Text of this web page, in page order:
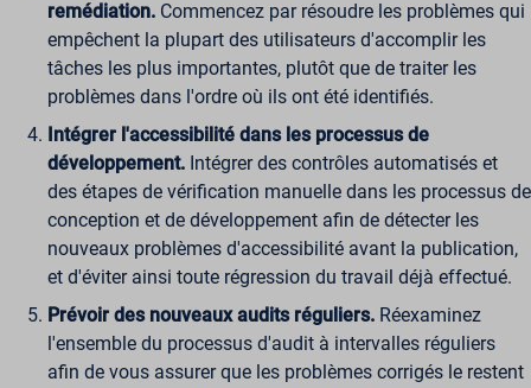
remédiation. Commencez par résoudre les problèmes qui
empêchent la plupart des utilisateurs d'accomplir les
tâches les plus importantes, plutôt que de traiter les
problèmes dans l'ordre où ils ont été identifiés.
Intégrer l'accessibilité dans les processus de
développement. Intégrer des contrôles automatisés et
des étapes de vérification manuelle dans les processus de
conception et de développement afin de détecter les
nouveaux problèmes d'accessibilité avant la publication,
et d'éviter ainsi toute régression du travail déjà effectué.
Prévoir des nouveaux audits réguliers. Réexaminez
l'ensemble du processus d'audit à intervalles réguliers
afin de vous assurer que les problèmes corrigés le restent